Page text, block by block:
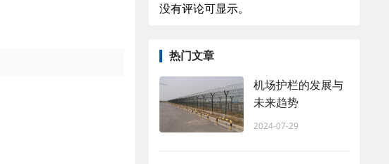
没有评论可显示。
热门文章
机场护栏的发展与
未来趋势
2024-07-29